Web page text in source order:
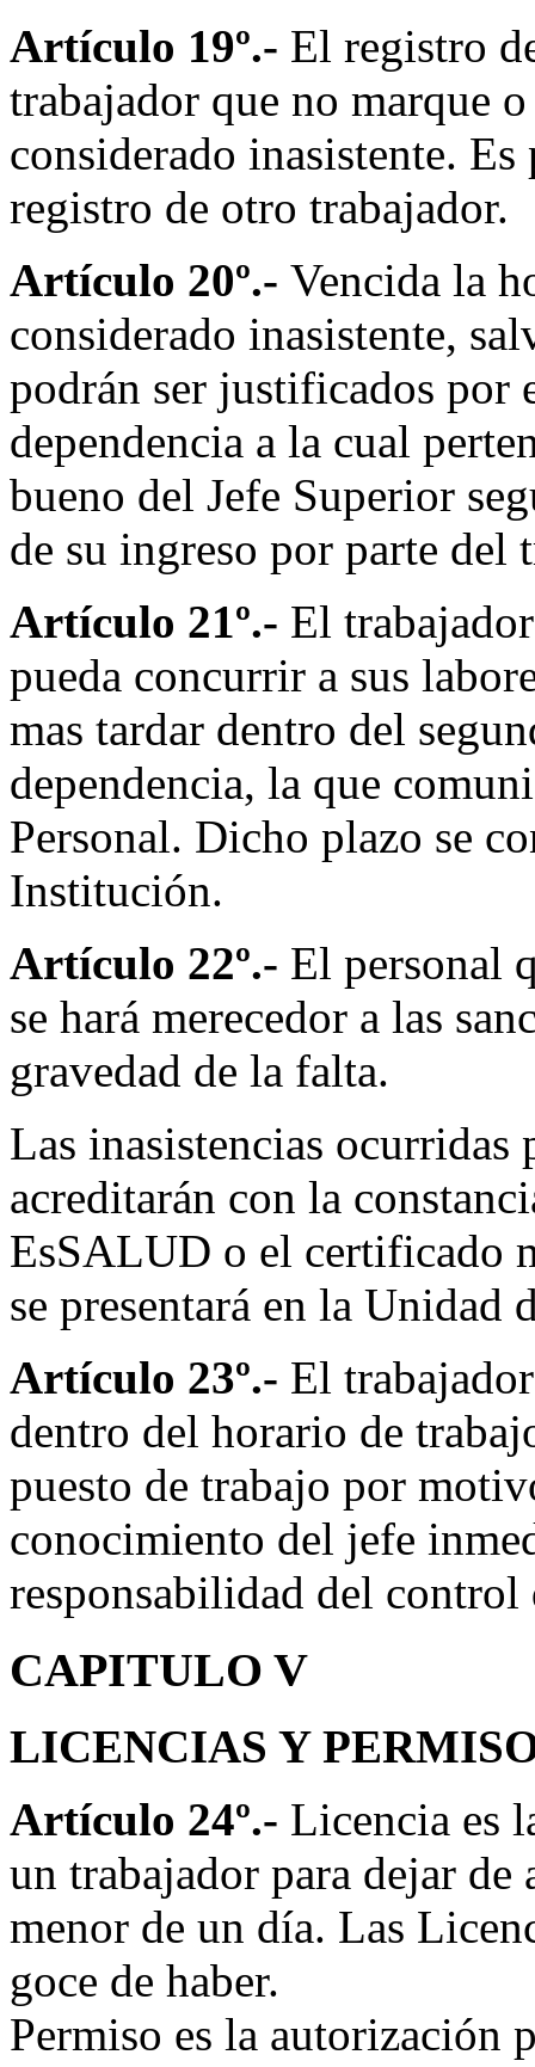
Artículo 19º.- El registro
trabajador que no marque
considerado inasistente.
registro de otro trabajador.
Artículo 20º.- Vencida la
considerado inasistente,
podrán ser justificados por
dependencia a la cual
bueno del Jefe Superior
de su ingreso por parte del
Artículo 21º.- El
pueda concurrir a sus
mas tardar dentro del
dependencia, la que
Personal. Dicho plazo se
Institución.
Artículo 22º.- El personal
se hará merecedor a las
gravedad de la falta.
Las inasistencias ocurridas
acreditarán con la
EsSALUD o el certificado
se presentará en la Unidad
Artículo 23º.- El
dentro del horario de
puesto de trabajo por
conocimiento del jefe
responsabilidad del control
CAPITULO V
LICENCIAS Y
Artículo 24º.- Licencia es
un trabajador para dejar
menor de un día. Las
goce de haber.
Permiso es la autorización